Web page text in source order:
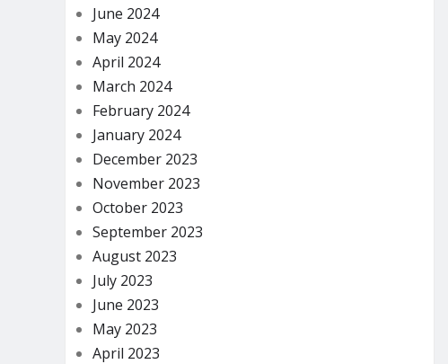
June 2024
May 2024
April 2024
March 2024
February 2024
January 2024
December 2023
November 2023
October 2023
September 2023
August 2023
July 2023
June 2023
May 2023
April 2023